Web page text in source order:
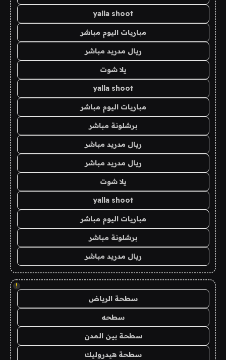
yalla shoot
مباريات اليوم مباشر
ريال مدريد مباشر
يلا شوت
yalla shoot
مباريات اليوم مباشر
برشلونة مباشر
ريال مدريد مباشر
ريال مدريد مباشر
يلا شوت
yalla shoot
مباريات اليوم مباشر
برشلونة مباشر
ريال مدريد مباشر
!
سطحة الرياض
سطحه
سطحة بين المدن
سطحة هيدروليك